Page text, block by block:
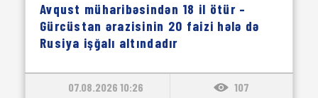
Avqust müharibəsindən 18 il ötür –
Gürcüstan ərazisinin 20 faizi hələ də
Rusiya işğalı altındadır
07.08.2026 10:26 107